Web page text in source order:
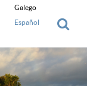
Galego
Español